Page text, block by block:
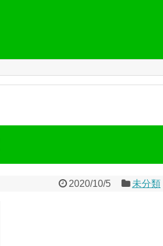
2020/10/5 未分類